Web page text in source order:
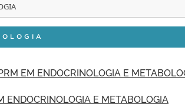
EM ENDOCRINOLOGIA E
ENDOCRINOLOGIA E METABOLOGIA